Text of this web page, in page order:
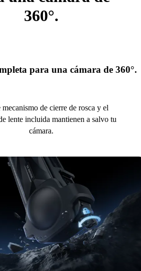
360°.
para una cámara de 360°.
de cierre de rosca y el
lente incluida mantienen a salvo tu
cámara.